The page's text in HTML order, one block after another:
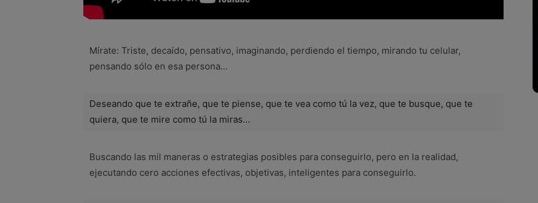
Mírate: Triste, decaído, pensativo, imaginando, perdiendo el tiempo, mirando tu celular,
pensando sólo en esa persona…
Deseando que te extrañe, que te piense, que te vea como tú la vez, que te busque, que te
quiera, que te mire como tú la miras…
Buscando las mil maneras o estrategias posibles para conseguirlo, pero en la realidad,
ejecutando cero acciones efectivas, objetivas, inteligentes para conseguirlo.